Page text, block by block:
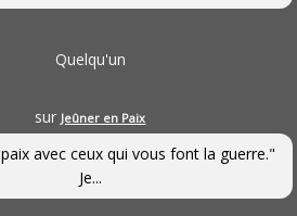
Quelqu'un
sur Jeûner en Paix
paix avec ceux qui vous font la guerre."
Je...